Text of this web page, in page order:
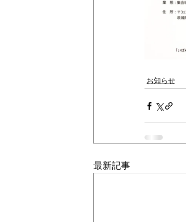
お知らせ
最新記事